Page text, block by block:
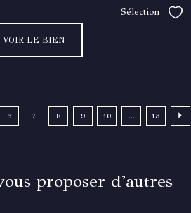
Sélection
VOIR LE BIEN
6 7 8 9 10 ... 13
proposer d'autres